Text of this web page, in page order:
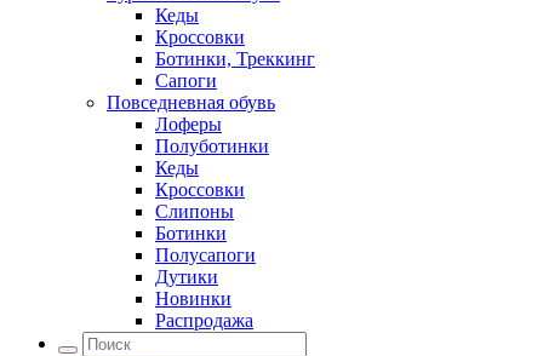
Кеды
Кроссовки
Ботинки, Треккинг
Сапоги
Повседневная обувь
Лоферы
Полуботинки
Кеды
Кроссовки
Слипоны
Ботинки
Полусапоги
Дутики
Новинки
Распродажа